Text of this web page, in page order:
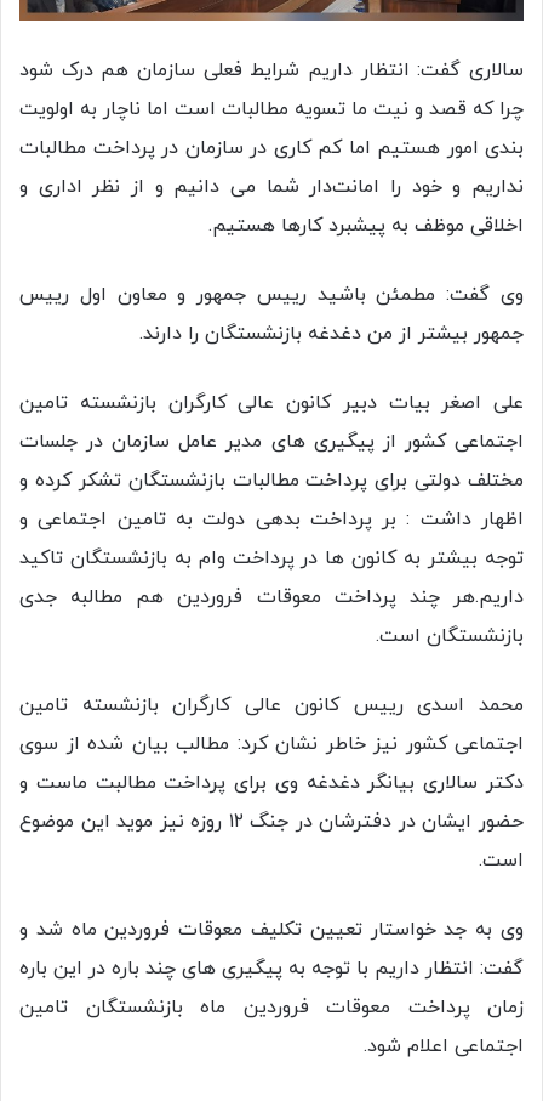
سالاری گفت: انتظار داریم شرایط فعلی سازمان هم درک شود
چرا که قصد و نیت ما تسویه مطالبات است اما ناچار به اولویت
بندی امور هستیم اما کم کاری در سازمان در پرداخت مطالبات
نداریم و خود را امانت‌دار شما می دانیم و از نظر اداری و
اخلاقی موظف به پیشبرد کارها هستیم.
وی گفت: مطمئن باشید رییس جمهور و معاون اول رییس
جمهور بیشتر از من دغدغه بازنشستگان را دارند.
علی اصغر بیات دبیر کانون عالی کارگران بازنشسته تامین
اجتماعی کشور از پیگیری های مدیر عامل سازمان در جلسات
مختلف دولتی برای پرداخت مطالبات بازنشستگان تشکر کرده و
اظهار داشت : بر پرداخت بدهی دولت به تامین اجتماعی و
توجه بيشتر به کانون ها در پرداخت وام به بازنشستگان تاکید
داریم.هر چند پرداخت معوقات فروردین هم مطالبه جدی
بازنشستگان است.
محمد اسدی رییس کانون عالی کارگران بازنشسته تامین
اجتماعی کشور نیز خاطر نشان کرد: مطالب بیان شده از سوی
دکتر سالاری بیانگر دغدغه وی برای پرداخت مطالبت ماست و
حضور ایشان در دفترشان در جنگ ۱۲ روزه نیز موید این موضوع
است.
وی به جد خواستار تعیین تکلیف معوقات فروردین ماه شد و
گفت: انتظار داریم با توجه به پیگیری های چند باره در این باره
زمان پرداخت معوقات فروردین ماه بازنشستگان تامین
اجتماعی اعلام شود.